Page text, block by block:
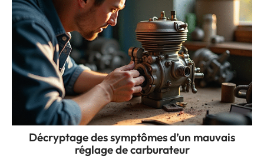
Décryptage des symptômes d’un mauvais
réglage de carburateur